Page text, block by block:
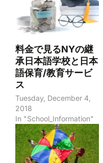
料金で見るNYの継
承日本語学校と日本
語保育/教育サービ
ス
Tuesday, December 4,
2018
In "School_Information"